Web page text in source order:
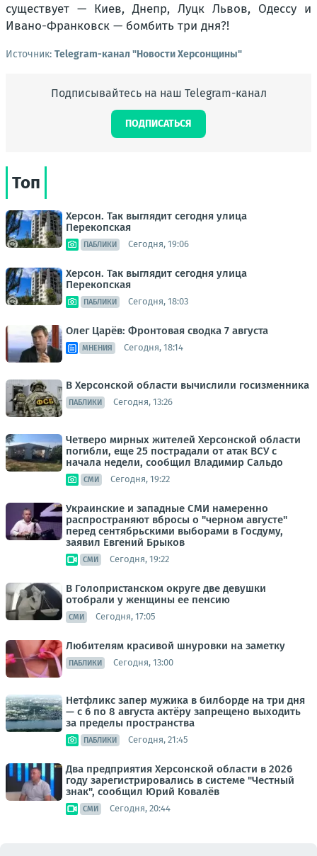
существует — Киев, Днепр, Луцк Львов, Одессу и
Ивано-Франковск — бомбить три дня?!
Источник: Telegram-канал "Новости Херсонщины"
Подписывайтесь на наш Telegram-канал
ПОДПИСАТЬСЯ
Топ
Херсон. Так выглядит сегодня улица
Перекопская
ПАБЛИКИ Сегодня, 19:06
Херсон. Так выглядит сегодня улица
Перекопская
ПАБЛИКИ Сегодня, 18:03
Олег Царёв: Фронтовая сводка 7 августа
МНЕНИЯ Сегодня, 18:14
В Херсонской области вычислили госизменника
ПАБЛИКИ Сегодня, 13:26
Четверо мирных жителей Херсонской области
погибли, еще 25 пострадали от атак ВСУ с
начала недели, сообщил Владимир Сальдо
СМИ Сегодня, 19:22
Украинские и западные СМИ намеренно
распространяют вбросы о "черном августе"
перед сентябрьскими выборами в Госдуму,
заявил Евгений Брыков
СМИ Сегодня, 19:22
В Голопристанском округе две девушки
отобрали у женщины ее пенсию
СМИ Сегодня, 17:05
Любителям красивой шнуровки на заметку
ПАБЛИКИ Сегодня, 13:00
Нетфликс запер мужика в билборде на три дня
— с 6 по 8 августа актёру запрещено выходить
за пределы пространства
ПАБЛИКИ Сегодня, 21:45
Два предприятия Херсонской области в 2026
году зарегистрировались в системе "Честный
знак", сообщил Юрий Ковалёв
СМИ Сегодня, 20:44